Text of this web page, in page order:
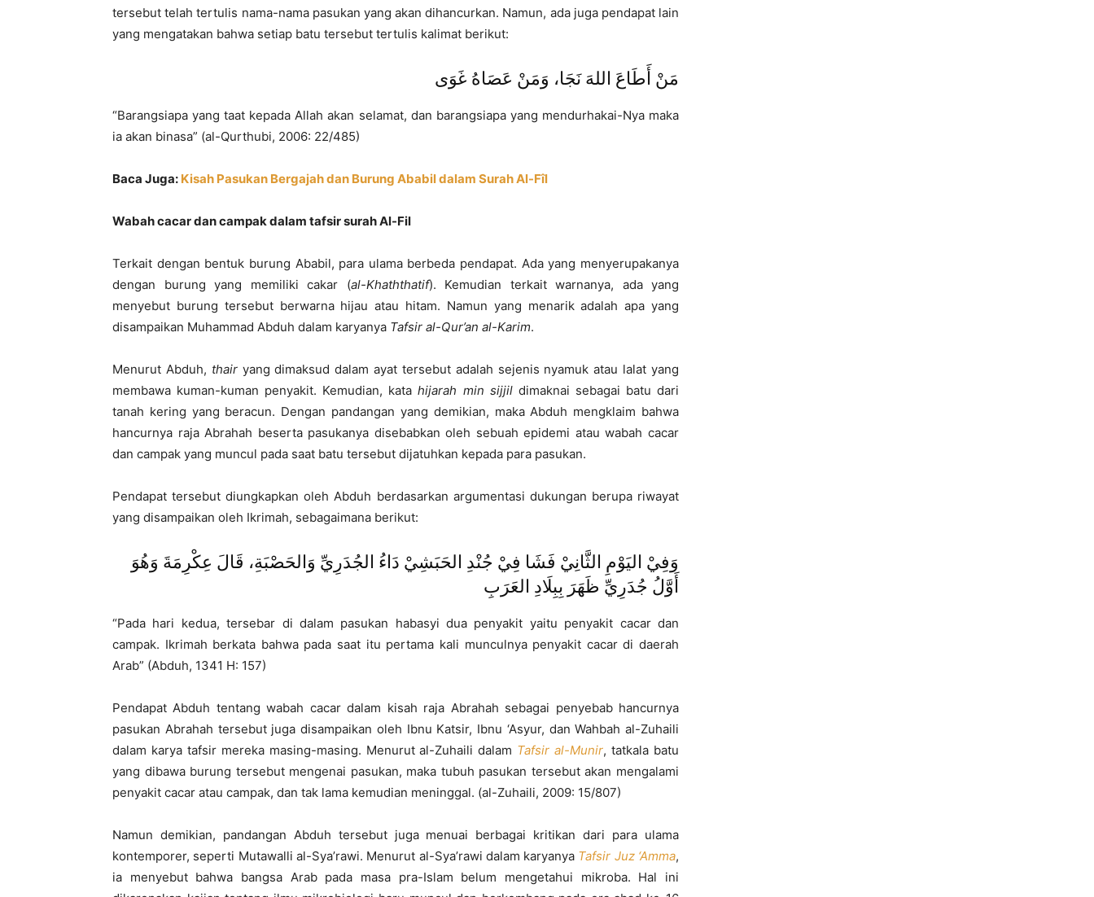
tersebut telah tertulis nama-nama pasukan yang akan dihancurkan. Namun, ada juga pendapat lain
yang mengatakan bahwa setiap batu tersebut tertulis kalimat berikut:
مَنْ أَطَاعَ اللهَ نَجَا، وَمَنْ عَصَاهُ غَوَى
“Barangsiapa yang taat kepada Allah akan selamat, dan barangsiapa yang mendurhakai-Nya maka
ia akan binasa” (al-Qurthubi, 2006: 22/485)
Baca Juga: Kisah Pasukan Bergajah dan Burung Ababil dalam Surah Al-Fîl
Wabahcacar dancampakdalam tafsir surah Al-Fil
Terkait dengan bentuk burung Ababil, para ulama berbeda pendapat. Ada yang menyerupakanya
dengan burung yang memiliki cakar (al-Khaththatif). Kemudian terkait warnanya, ada yang
menyebut burung tersebut berwarna hijau atau hitam. Namun yang menarik adalah apa yang
disampaikan Muhammad Abduh dalam karyanya Tafsir al-Qur’an al-Karim.
Menurut Abduh, thair yang dimaksud dalam ayat tersebut adalah sejenis nyamuk atau lalat yang
membawa kuman-kuman penyakit. Kemudian, katahijarah min sijjil dimaknai sebagai batu dari
tanah kering yang beracun. Dengan pandangan yang demikian, maka Abduh mengklaim bahwa
hancurnya raja Abrahah beserta pasukanya disebabkan oleh sebuah epidemi atau wabah cacar
dan campak yang muncul pada saat batu tersebut dijatuhkan kepada para pasukan.
Pendapat tersebut diungkapkan oleh Abduh berdasarkan argumentasi dukungan berupa riwayat
yang disampaikan oleh Ikrimah, sebagaimana berikut:
وَفِيْ اليَوْمِ الثَّانِيْ فَشَا فِيْ جُنْدِ الحَبَشِيْ دَاءُ الجُدَرِيِّ وَالحَصْبَةِ، قَالَ عِكْرِمَةَ وَهُوَ
أَوَّلُ جُدَرِيِّ ظَهَرَ بِبِلَادِ العَرَبِ
“Pada hari kedua, tersebar di dalam pasukan habasyi dua penyakit yaitu penyakit cacar dan
campak. Ikrimah berkata bahwa pada saat itu pertama kali munculnya penyakit cacar di daerah
Arab” (Abduh, 1341 H: 157)
Pendapat Abduh tentang wabah cacar dalam kisah raja Abrahah sebagai penyebab hancurnya
pasukan Abrahah tersebut juga disampaikan oleh Ibnu Katsir, Ibnu ‘Asyur, dan Wahbah al-Zuhaili
dalam karya tafsir mereka masing-masing. Menurut al-Zuhaili dalam Tafsir al-Munir, tatkala batu
yang dibawa burung tersebut mengenai pasukan, maka tubuh pasukan tersebut akan mengalami
penyakit cacar atau campak, dan tak lama kemudian meninggal. (al-Zuhaili, 2009: 15/807)
Namun demikian, pandangan Abduh tersebut juga menuai berbagai kritikan dari para ulama
kontemporer, seperti Mutawalli al-Sya’rawi. Menurut al-Sya’rawi dalam karyanya Tafsir Juz ‘Amma,
ia menyebut bahwa bangsa Arab pada masa pra-Islam belum mengetahui mikroba. Hal ini